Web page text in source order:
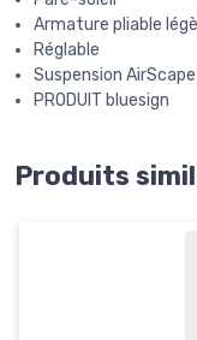
Armature pliable
Réglable
Suspension AirScape
PRODUIT bluesign
Produits